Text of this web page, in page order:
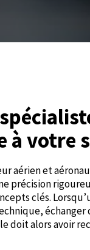
à votre
aérien et
précision
clés.
échanger
doit alors avoir